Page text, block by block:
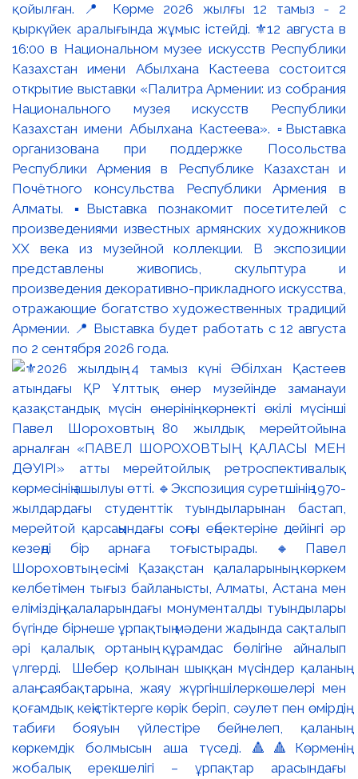
қойылған. 📍 Көрме 2026 жылғы 12 тамыз - 2
қыркүйек аралығында жұмыс істейді. ⚜️12 августа в
16:00 в Национальном музее искусств Республики
Казахстан имени Абылхана Кастеева состоится
открытие выставки «Палитра Армении: из собрания
Национального музея искусств Республики
Казахстан имени Абылхана Кастеева». ▫️Выставка
организована при поддержке Посольства
Республики Армения в Республике Казахстан и
Почётного консульства Республики Армения в
Алматы. ▪️Выставка познакомит посетителей с
произведениями известных армянских художников
XX века из музейной коллекции. В экспозиции
представлены живопись, скульптура и
произведения декоративно-прикладного искусства,
отражающие богатство художественных традиций
Армении. 📍 Выставка будет работать с 12 августа
по 2 сентября 2026 года.